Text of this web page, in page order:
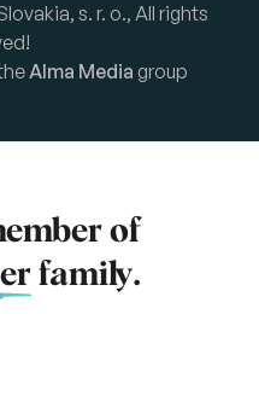
s. r. o., All rights
Alma Media group
of
family.